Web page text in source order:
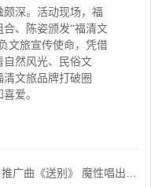
深。活动现场，福
合、陈姿颁发“福清文
文旅宣传使命，凭借
自然风光、民俗文
文旅品牌打破圈
爱。
送别》 魔性唱出“羊”气反差萌